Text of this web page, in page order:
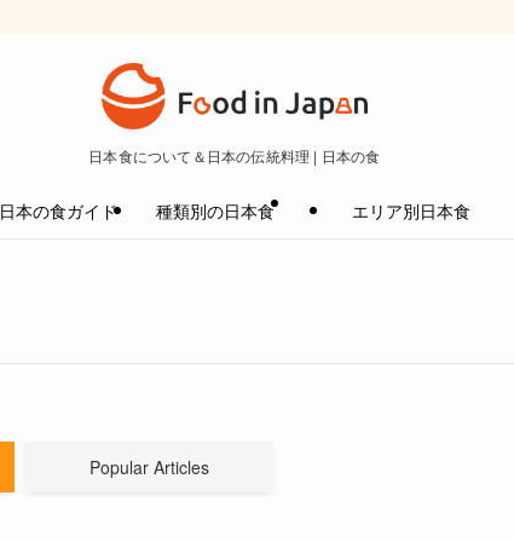
日本食について＆日本の伝統料理 | 日本の食
日本の食ガイド 種類別の日本食 エリア別日本食
Popular Articles